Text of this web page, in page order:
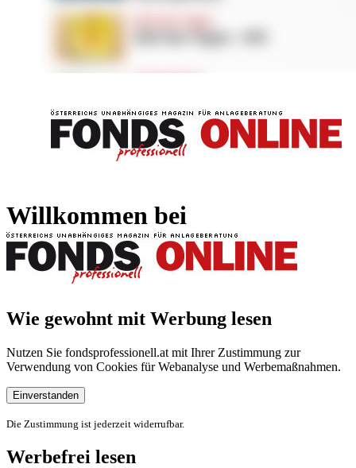
Willkommen bei
Wie gewohnt mit Werbung lesen
Nutzen Sie fondsprofessionell.at mit Ihrer Zustimmung zur
Verwendung von Cookies für Webanalyse und Werbemaßnahmen.
Einverstanden
Die Zustimmung ist jederzeit widerrufbar.
Werbefrei lesen